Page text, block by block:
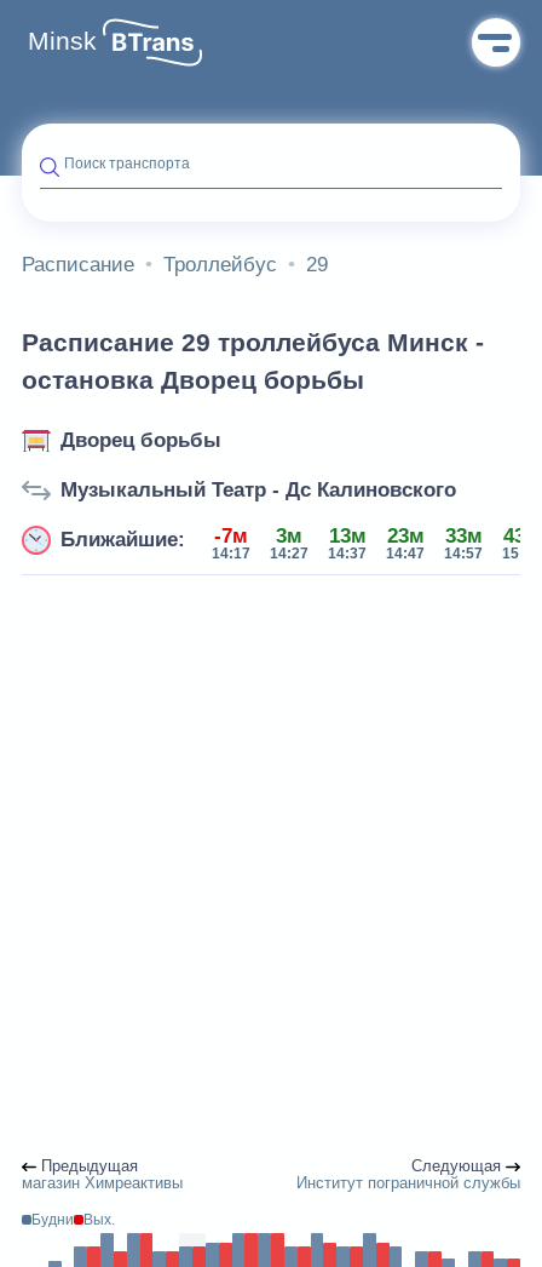
Minsk
Поиск транспорта
Расписание Троллейбус 29
Расписание 29 троллейбуса Минск -
остановка Дворец борьбы
Дворец борьбы
Музыкальный Театр - Дс Калиновского
Ближайшие: -7м
14:17
3м
14:27
13м
14:37
23м
14:47
33м
14:57
43м
15:07
Предыдущая
магазин Химреактивы
Следующая
Институт пограничной службы
Будни Вых.